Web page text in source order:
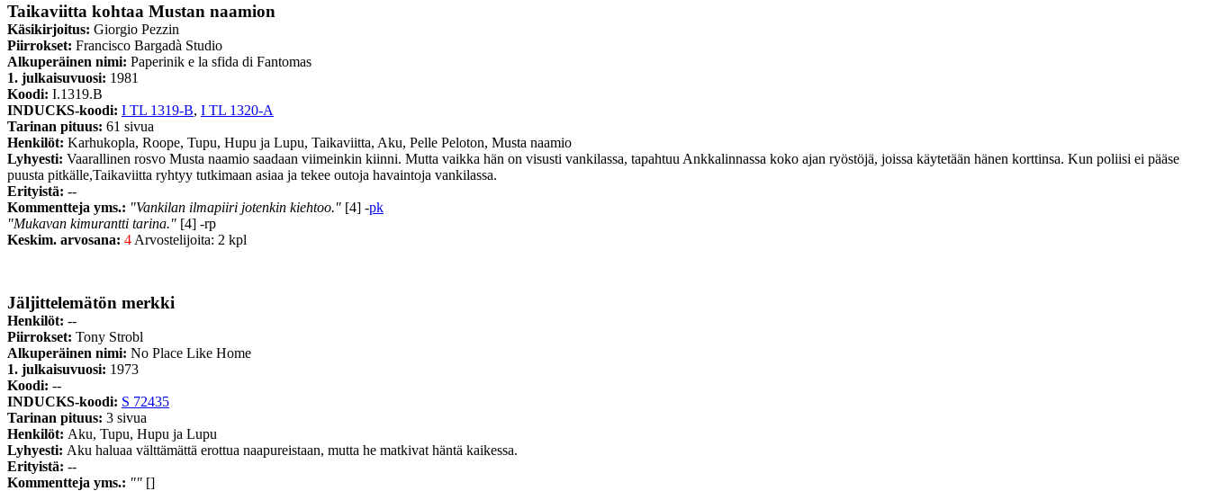
Taikaviitta kohtaa Mustan naamion
Käsikirjoitus: Giorgio Pezzin
Piirrokset: Francisco Bargadà Studio
Alkuperäinen nimi: Paperinik e la sfida di Fantomas
1. julkaisuvuosi: 1981
Koodi: I.1319.B
INDUCKS-koodi: I TL 1319-B, I TL 1320-A
Tarinan pituus: 61 sivua
Henkilöt: Karhukopla, Roope, Tupu, Hupu ja Lupu, Taikaviitta, Aku, Pelle Peloton, Musta naamio
Lyhyesti: Vaarallinen rosvo Musta naamio saadaan viimeinkin kiinni. Mutta vaikka hän on visusti vankilassa, tapahtuu Ankkalinnassa koko ajan ryöstöjä, joissa käytetään hänen korttinsa. Kun poliisi ei pääse
puusta pitkälle,Taikaviitta ryhtyy tutkimaan asiaa ja tekee outoja havaintoja vankilassa.
Erityistä: --
Kommentteja yms.: "Vankilan ilmapiiri jotenkin kiehtoo." [4] -pk
"Mukavan kimurantti tarina." [4] -rp
Keskim. arvosana: 4 Arvostelijoita: 2 kpl
Jäljittelemätön merkki
Henkilöt: --
Piirrokset: Tony Strobl
Alkuperäinen nimi: No Place Like Home
1. julkaisuvuosi: 1973
Koodi: --
INDUCKS-koodi: S 72435
Tarinan pituus: 3 sivua
Henkilöt: Aku, Tupu, Hupu ja Lupu
Lyhyesti: Aku haluaa välttämättä erottua naapureistaan, mutta he matkivat häntä kaikessa.
Erityistä: --
Kommentteja yms.: "" []